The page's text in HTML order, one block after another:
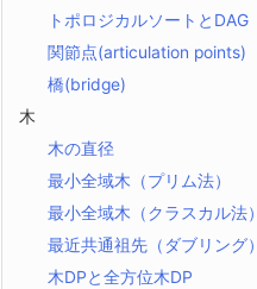
トポロジカルソートとDAG
関節点(articulation points)
橋(bridge)
木
木の直径
最小全域木（プリム法）
最小全域木（クラスカル法）
最近共通祖先（ダブリング）
木DPと全方位木DP